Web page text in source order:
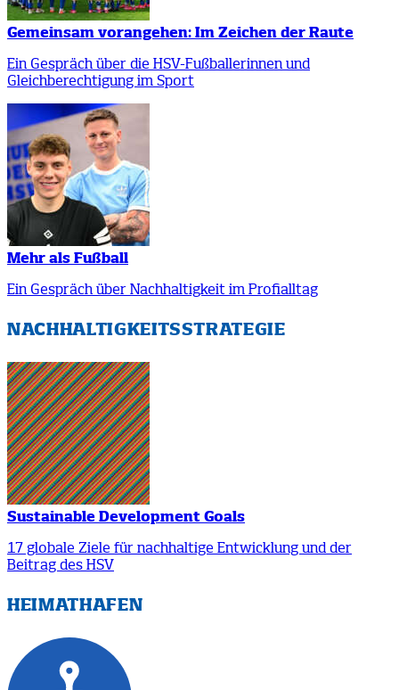
Gemeinsam vorangehen: Im Zeichen der Raute
Ein Gespräch über die HSV-Fußballerinnen und
Gleichberechtigung im Sport
Mehr als Fußball
Ein Gespräch über Nachhaltigkeit im Profialltag
NACHHALTIGKEITSSTRATEGIE
Sustainable Development Goals
17 globale Ziele für nachhaltige Entwicklung und der
Beitrag des HSV
HEIMATHAFEN